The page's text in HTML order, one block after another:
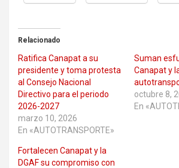
Relacionado
Ratifica Canapat a su
presidente y toma protesta
al Consejo Nacional
Directivo para el periodo
2026-2027
marzo 10, 2026
En «AUTOTRANSPORTE»
Suman
Canapat y
octubre 8,
En
Fortalecen Canapat y la
DGAF su compromiso con